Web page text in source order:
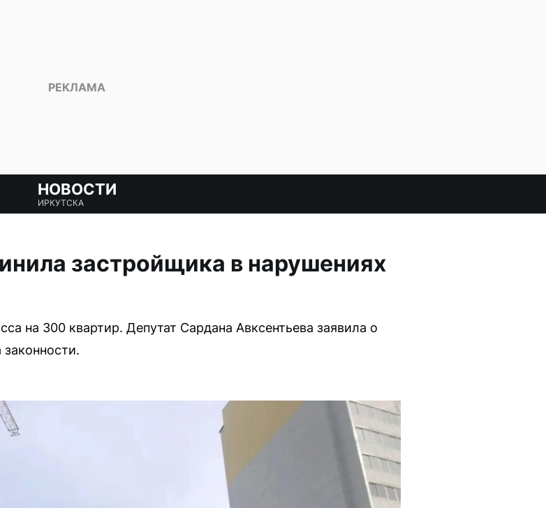
НОВОСТИ
ИРКУТСКА
застройщика в нарушениях
на 300 квартир. Депутат Сардана Авксентьева заявила о